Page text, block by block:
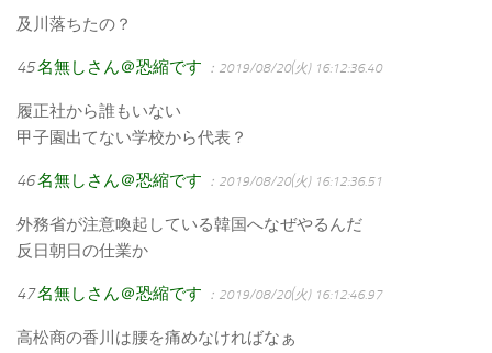
及川落ちたの？
45名無しさん＠恐縮です ：2019/08/20(火) 16:12:36.40
履正社から誰もいない
甲子園出てない学校から代表？
46名無しさん＠恐縮です ：2019/08/20(火) 16:12:36.51
外務省が注意喚起している韓国へなぜやるんだ
反日朝日の仕業か
47名無しさん＠恐縮です ：2019/08/20(火) 16:12:46.97
高松商の香川は腰を痛めなければなぁ